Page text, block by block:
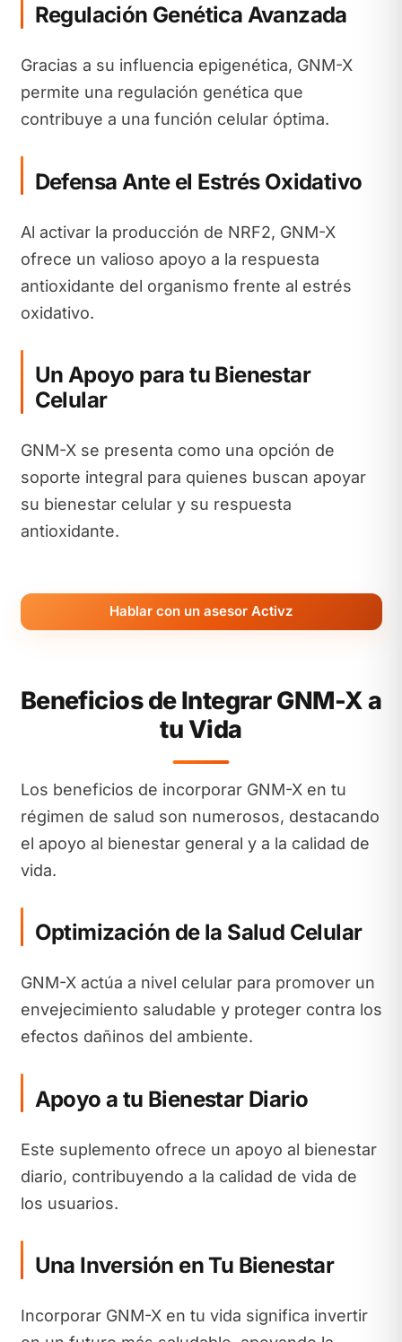
Regulación Genética Avanzada
Gracias a su influencia epigenética, GNM-X
permite una regulación genética que
contribuye a una función celular óptima.
Defensa Ante el Estrés Oxidativo
Al activar la producción de NRF2, GNM-X
ofrece un valioso apoyo a la respuesta
antioxidante del organismo frente al estrés
oxidativo.
Un Apoyo para tu Bienestar
Celular
GNM-X se presenta como una opción de
soporte integral para quienes buscan apoyar
su bienestar celular y su respuesta
antioxidante.
Hablar con un asesor Activz
Beneficios de Integrar GNM-X a
tu Vida
Los beneficios de incorporar GNM-X en tu
régimen de salud son numerosos, destacando
el apoyo al bienestar general y a la calidad de
vida.
Optimización de la Salud Celular
GNM-X actúa a nivel celular para promover un
envejecimiento saludable y proteger contra los
efectos dañinos del ambiente.
Apoyo a tu Bienestar Diario
Este suplemento ofrece un apoyo al bienestar
diario, contribuyendo a la calidad de vida de
los usuarios.
Una Inversión en Tu Bienestar
Incorporar GNM-X en tu vida significa invertir